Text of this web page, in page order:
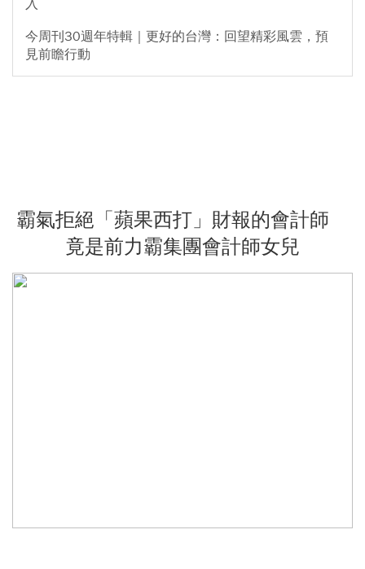
入
今周刊30週年特輯｜更好的台灣：回望精彩風雲，預
見前瞻行動
霸氣拒絕「蘋果西打」財報的會計師
竟是前力霸集團會計師女兒